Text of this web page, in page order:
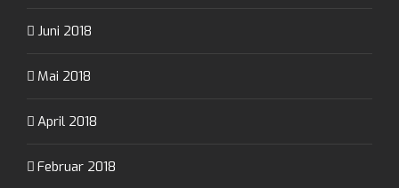
Juni 2018
Mai 2018
April 2018
Februar 2018